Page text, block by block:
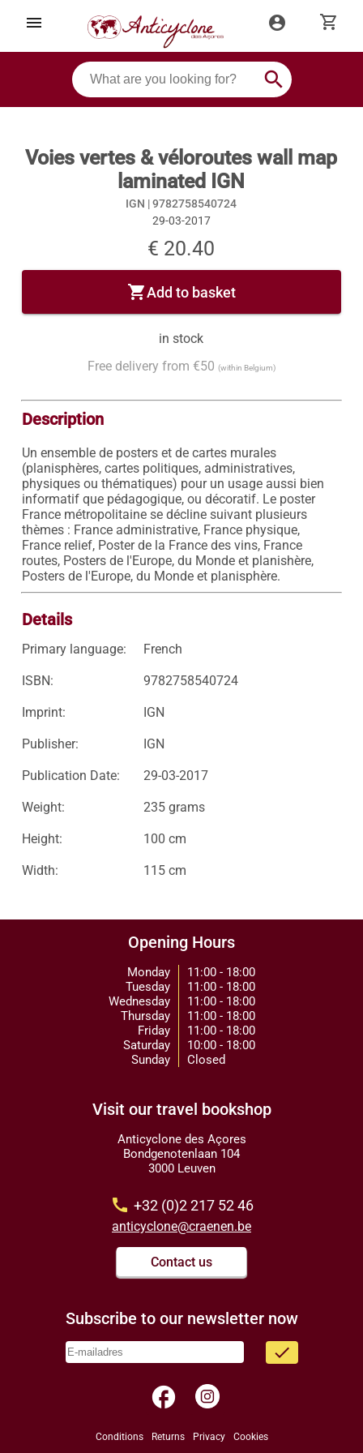
menu account_circle shopping_cart
search
Voies vertes & véloroutes wall map
laminated IGN
IGN |9782758540724
29-03-2017
€ 20.40
shopping_cartAdd to basket
in stock
Free delivery from €50 (within Belgium)
Description
Un ensemble de posters et de cartes murales
(planisphères, cartes politiques, administratives,
physiques ou thématiques) pour un usage aussi bien
informatif que pédagogique, ou décoratif. Le poster
France métropolitaine se décline suivant plusieurs
thèmes : France administrative, France physique,
France relief, Poster de la France des vins, France
routes, Posters de l'Europe, du Monde et planishère,
Posters de l'Europe, du Monde et planisphère.
Details
Primary language: French
ISBN: 9782758540724
Imprint: IGN
Publisher: IGN
Publication Date: 29-03-2017
Weight: 235 grams
Height: 100 cm
Width: 115 cm
Opening Hours
Monday
Tuesday
Wednesday
Thursday
Friday
Saturday
Sunday
11:00 - 18:00
11:00 - 18:00
11:00 - 18:00
11:00 - 18:00
11:00 - 18:00
10:00 - 18:00
Closed
Visit our travel bookshop
Anticyclone des Açores
Bondgenotenlaan 104
3000 Leuven
call +32 (0)2 217 52 46
anticyclone@craenen.be
Contact us
Subscribe to our newsletter now
done
facebook
Conditions Returns Privacy Cookies